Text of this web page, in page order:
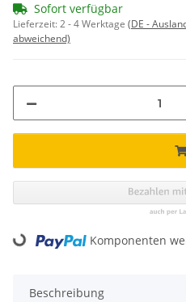
Sofort verfügbar
Lieferzeit:2 - 4 Werktage (DE -
abweichend)
Loading... Komponenten
Beschreibung